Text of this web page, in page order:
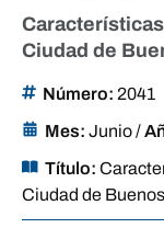
Ciudad de
Número: 2041
Mes: Junio/
Título:
Ciudad de